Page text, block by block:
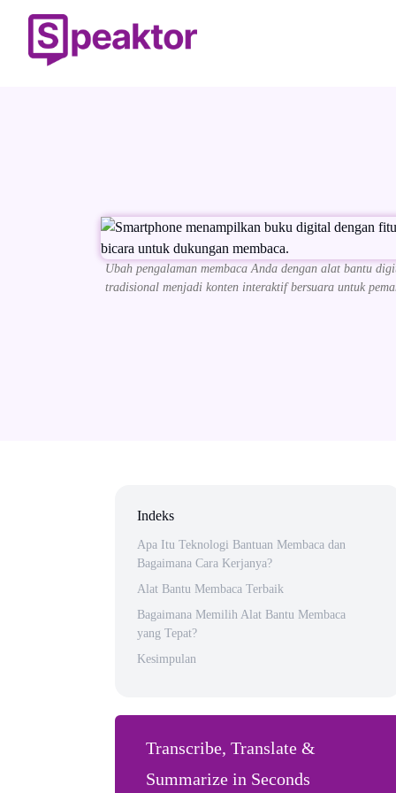
Ubah pengalaman membaca Anda dengan alat bantu
tradisional menjadi konten interaktif bersuara untuk
Indeks
Apa Itu Teknologi Bantuan Membaca dan
Bagaimana Cara Kerjanya?
Alat Bantu Membaca Terbaik
Bagaimana Memilih Alat Bantu Membaca
yang Tepat?
Kesimpulan
Transcribe, Translate &
Summarize in Seconds